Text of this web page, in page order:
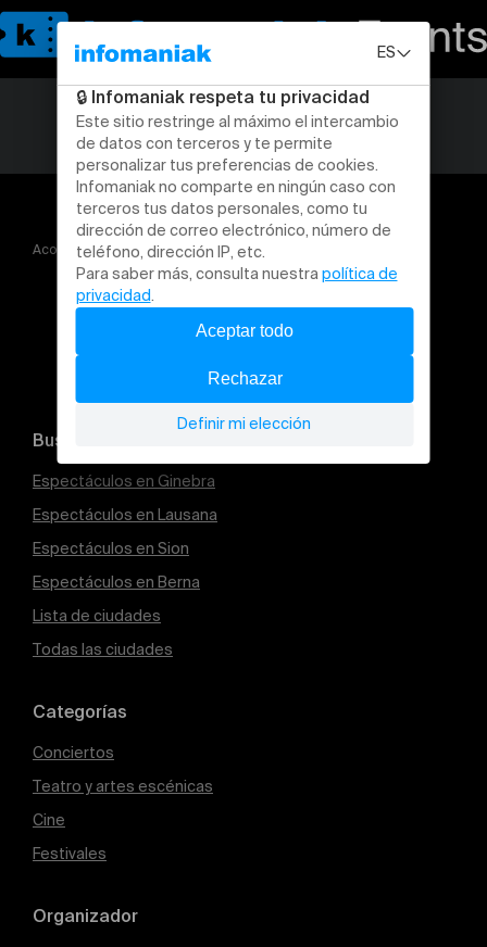
Acogida Flowers Fête de la danse
Buscar un evento
Espectáculos en Ginebra
Espectáculos en Lausana
Espectáculos en Sion
Espectáculos en Berna
Lista de ciudades
Todas las ciudades
Categorías
Conciertos
Teatro y artes escénicas
Cine
Festivales
Organizador